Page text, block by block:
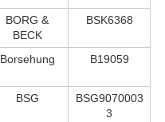
BORG &
BECK
BSK6368
Borsehung B19059
BSG
BSG9070003
3